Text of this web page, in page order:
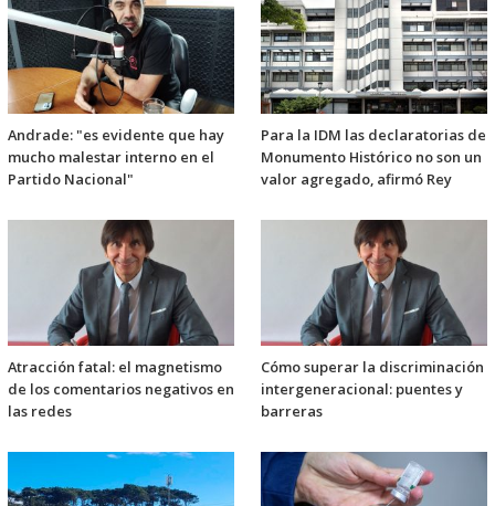
Andrade: "es evidente que hay
mucho malestar interno en el
Partido Nacional"
Para la IDM las declaratorias de
Monumento Histórico no son un
valor agregado, afirmó Rey
Atracción fatal: el magnetismo
de los comentarios negativos en
las redes
Cómo superar la discriminación
intergeneracional: puentes y
barreras